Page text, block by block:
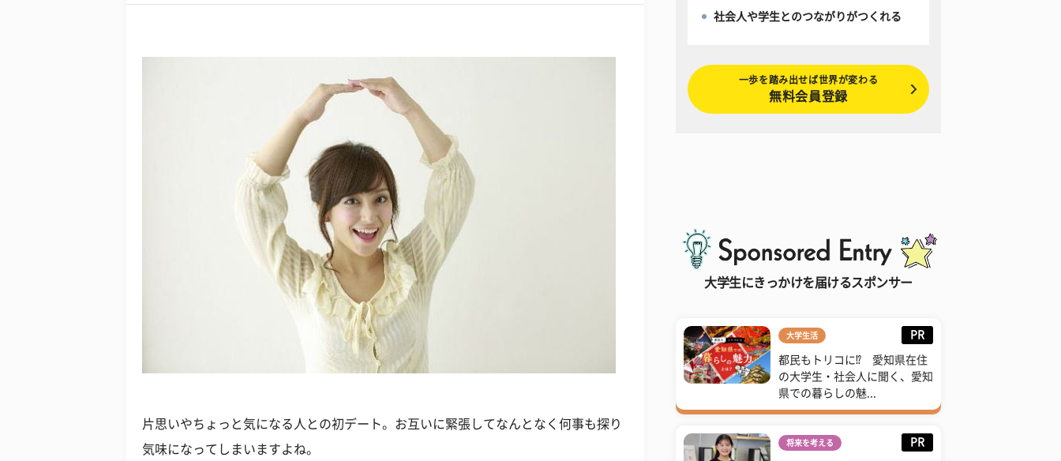
片思いやちょっと気になる人との初デート。お互いに緊張してなんとなく何事も探り
気味になってしまいますよね。
社会人や学生とのつながりがつくれる
一歩を踏み出せば世界が変わる
無料会員登録
大学生にきっかけを届けるスポンサー
大学生活 PR
都民もトリコに⁉ 愛知県在住
の大学生・社会人に聞く、愛知
県での暮らしの魅...
将来を考える PR